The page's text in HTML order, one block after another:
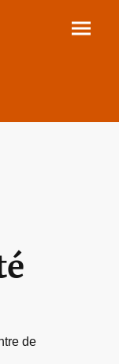
de